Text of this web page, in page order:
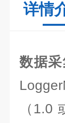
详情
数据
（1.0